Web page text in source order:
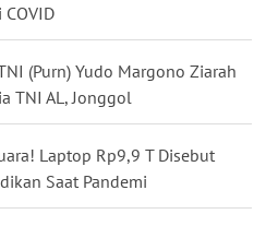
(Purn) Yudo Margono Ziarah
TNI AL, Jonggol
Laptop Rp9,9 T Disebut
Saat Pandemi